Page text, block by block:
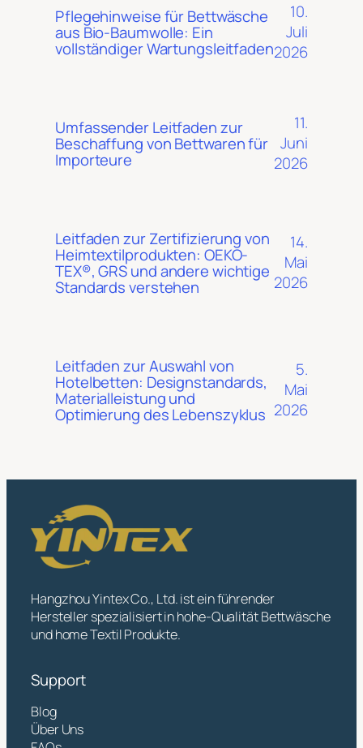
Pflegehinweise für Bettwäsche
aus Bio-Baumwolle: Ein
vollständiger Wartungsleitfaden
10.
Juli
2026
Umfassender Leitfaden zur
Beschaffung von Bettwaren für
Importeure
11.
Juni
2026
Leitfaden zur Zertifizierung von
Heimtextilprodukten: OEKO-
TEX®, GRS und andere wichtige
Standards verstehen
14.
Mai
2026
Leitfaden zur Auswahl von
Hotelbetten: Designstandards,
Materialleistung und
Optimierung des Lebenszyklus
5.
Mai
2026
Hangzhou Yintex Co., Ltd. ist ein führender
Hersteller spezialisiert in hohe-Qualität Bettwäsche
und home Textil Produkte.
Support
Blog
Über Uns